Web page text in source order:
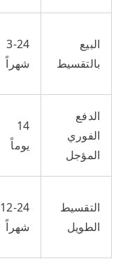
البيع
بالتقسيط
3-24
شهراً
الدفع
الفوري
المؤجل
14
يوماً
التقسيط
الطويل
12-24
شهراً